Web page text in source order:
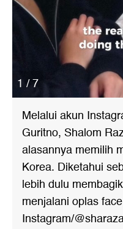
1 / 7
Melalui akun
Guritno, Shalom
alasannya memilih
Korea. Diketahui
lebih dulu
menjalani oplas
Instagram/